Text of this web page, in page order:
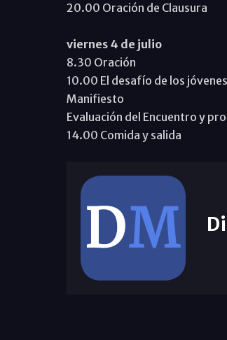
20.00 Oración de Clausura
viernes 4 de julio
8.30 Oración
10.00 El desafío de los
Manifiesto
Evaluación del Encuentro y
14.00 Comida y salida